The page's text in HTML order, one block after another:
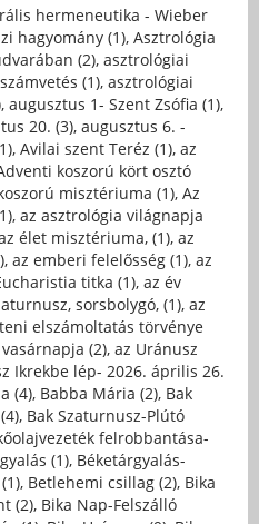
hermeneutika - Wieber
hagyomány (1), Asztrológia
(2), asztrológiai
(1), asztrológiai
, augusztus 1- Szent Zsófia (1),
20. (3), augusztus 6. -
, Avilai szent Teréz (1), az
koszorú kört osztó
misztériuma (1), Az
, az asztrológia világnapja
élet misztériuma, (1), az
, az emberi felelősség (1), az
titka (1), az év
sorsbolygó, (1), az
elszámoltatás törvénye
(2), az Uránusz
Ikrekbe lép- 2026. április 26.
(4), Babba Mária (2), Bak
, Bak Szaturnusz-Plútó
felrobbantása-
(1), Béketárgyalás-
, Betlehemi csillag (2), Bika
(2), Bika Nap-Felszálló